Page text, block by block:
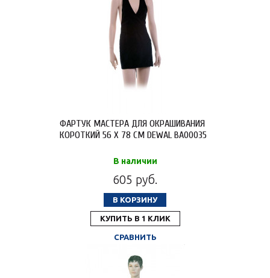
ФАРТУК МАСТЕРА ДЛЯ ОКРАШИВАНИЯ
КОРОТКИЙ 56 Х 78 СМ DEWAL BA00035
В наличии
605 руб.
В КОРЗИНУ
КУПИТЬ В 1 КЛИК
СРАВНИТЬ